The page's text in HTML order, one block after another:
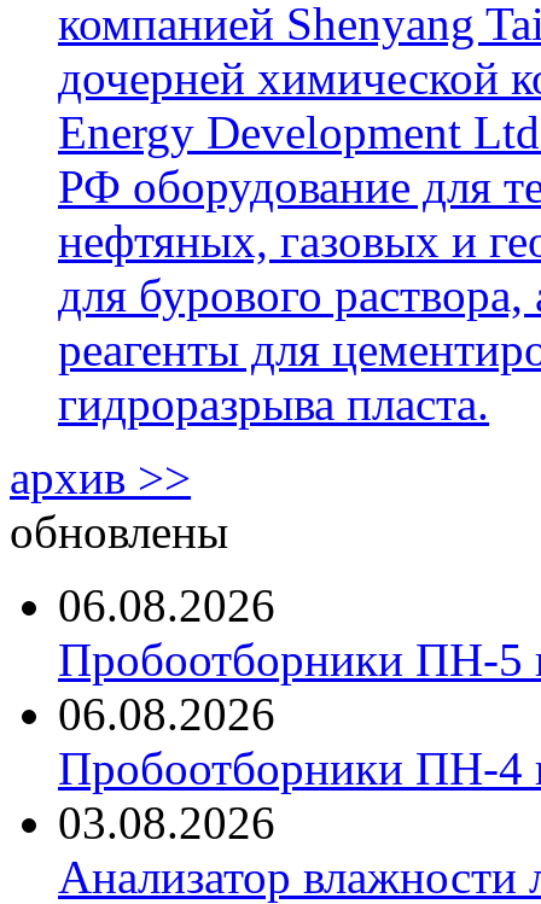
компанией Shenyang
дочерней химической
Energy Development
РФ оборудование для
нефтяных, газовых и
для бурового
реагенты для
гидроразрыва пласта.
архив >>
обновлены
06.08.2026
Пробоотборники ПН-
06.08.2026
Пробоотборники ПН-
03.08.2026
Анализатор